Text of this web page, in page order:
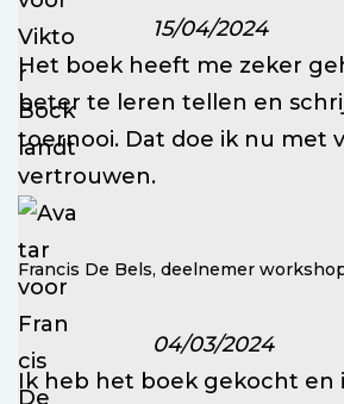
15/04/2024
Het boek heeft me zeker
beter te leren tellen en
toernooi. Dat doe ik nu met
vertrouwen.
Francis De Bels, deelnemer
04/03/2024
Ik heb het boek gekocht en